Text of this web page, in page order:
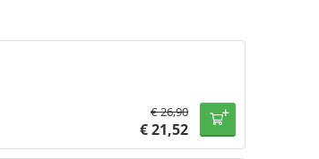
€26,90
€21,52